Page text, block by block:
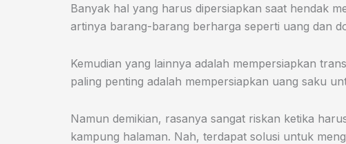
Banyak hal yang harus dipersiapkan saat hendak
artinya barang-barang berharga seperti uang dan
Kemudian yang lainnya adalah mempersiapkan
paling penting adalah mempersiapkan uang saku
Namun demikian, rasanya sangat riskan ketika
kampung halaman. Nah, terdapat solusi untuk